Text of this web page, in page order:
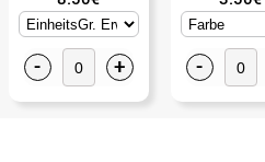
- + -